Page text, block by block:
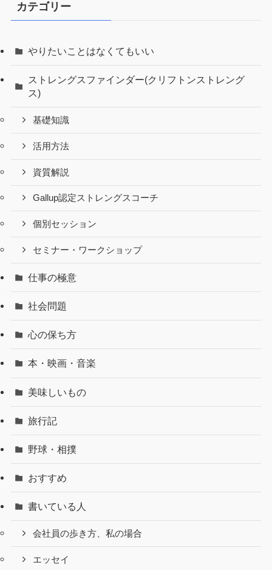
カテゴリー
やりたいことはなくてもいい
ストレングスファインダー(クリフトンストレング
ス)
基礎知識
活用方法
資質解説
Gallup認定ストレングスコーチ
個別セッション
セミナー・ワークショップ
仕事の極意
社会問題
心の保ち方
本・映画・音楽
美味しいもの
旅行記
野球・相撲
おすすめ
書いている人
会社員の歩き方、私の場合
エッセイ